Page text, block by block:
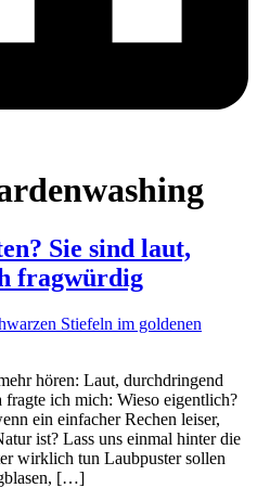
Sie sind laut,
fragwürdig
hören: Laut, durchdringend
ich mich: Wieso eigentlich?
ein einfacher Rechen leiser,
ist? Lass uns einmal hinter die
wirklich tun Laubpuster sollen
[…]